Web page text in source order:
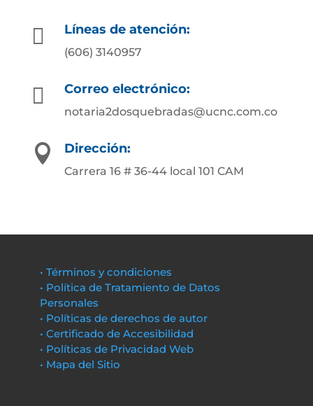
 Líneas de atención:
(606) 3140957
 Correo electrónico:
notaria2dosquebradas@ucnc.com.co
 Dirección:
Carrera 16 # 36-44 local 101 CAM
• Términos y condiciones
• Política de Tratamiento de Datos
Personales
• Políticas de derechos de autor
• Certificado de Accesibilidad
• Políticas de Privacidad Web
• Mapa del Sitio